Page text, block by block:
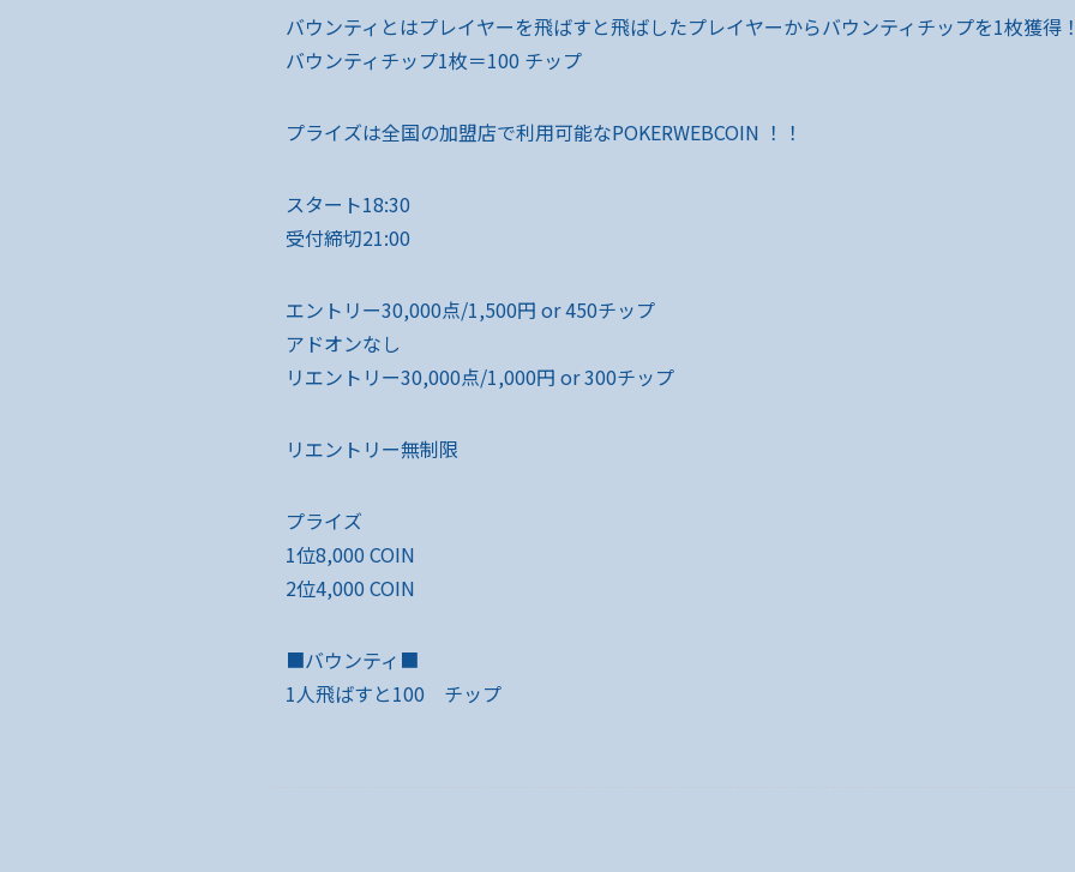
バウンティとはプレイヤーを飛ばすと飛ばしたプレイヤーからバウンティチップを1枚獲得
バウンティチップ1枚＝100 チップ
プライズは全国の加盟店で利用可能なPOKERWEBCOIN ！！
スタート18:30
受付締切21:00
エントリー30,000点/1,500円 or 450チップ
アドオンなし
リエントリー30,000点/1,000円 or 300チップ
リエントリー無制限
プライズ
1位8,000 COIN
2位4,000 COIN
■バウンティ■
1人飛ばすと100 チップ